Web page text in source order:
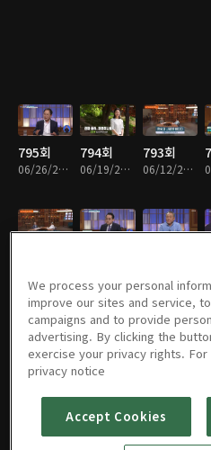
795회
06/26/2026 • 44분
794회
06/19/2026 • 44분
793회
06/12/2026 • 44분
783회
04/03/2026 • 43분
782회 781회
We process your personal
improve our sites and service,
campaigns and to provide
advertising. By clicking the
exercise your privacy rights.
privacy notice
Accept Cookies